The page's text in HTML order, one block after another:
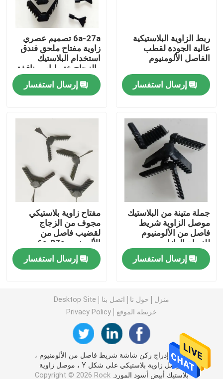
اتصل بنا
اطلب اقتباس
شريط الألمنيوم الفاصل
شريط فاصل الحافة الدافئة
بار بوتيل فاصل
نوافذ الجورجية بار
مانع تسرب الزجاج المعزول
المجفف المنخل الجزيئي
موصل زاوية بلاستيك
ربط الزاوية البلاستيكية
عالية الجودة لقطب
الفاصل الألومنيوم
إرسال استفسار
6a-27a تصميم عصري
زاوية مفتاح ملحق فندق
استخدام البلاستيك
والزجاج ختم لباب ونافذة
عزل الفواصل
إرسال استفسار
جملة متينة من البلاستيك
موصل الزاوية شريط
فاصل من الألومنيوم
للزجاج العازل
إرسال استفسار
مفتاح زاوية بلاستيكي
مجوف من الزجاج
لقضيب فاصل من
الألومنيوم 6a-27a
إرسال استفسار
منزل حول نا اتصل بنا
Desktop Site
خريطة الموقع
Privacy Policy
الصين إدراج ركن شاشة شريط فاصل من الألومنيوم ،
موصل زاوية بلاستيكي على شكل Y ، موصل زاوية
بلاستيك أبيض أسود المورد.Copyright © 2026 Rock